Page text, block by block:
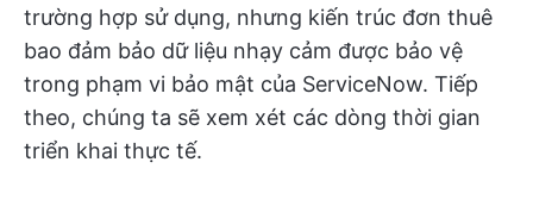
trường hợp sử dụng, nhưng kiến trúc đơn thuê
bao đảm bảo dữ liệu nhạy cảm được bảo vệ
trong phạm vi bảo mật của ServiceNow. Tiếp
theo, chúng ta sẽ xem xét các dòng thời gian
triển khai thực tế.